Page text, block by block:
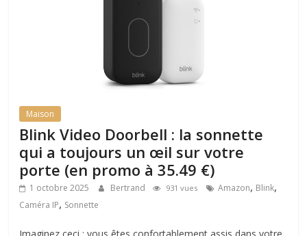
Maison
Blink Video Doorbell : la sonnette
qui a toujours un œil sur votre
porte (en promo à 35.49 €)
1 octobre 2025 Bertrand 931 vues Amazon, Blink,
Caméra IP, Sonnette